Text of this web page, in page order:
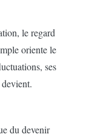
le regard
oriente le
ses
du devenir